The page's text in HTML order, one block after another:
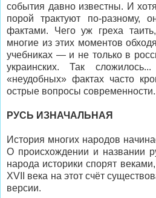
события давно известны. И
порой трактуют по-разному,
фактами. Чего уж греха
многие из этих моментов
учебниках — и не только в
украинских. Так
«неудобных» фактах часто
острые вопросы
РУСЬ ИЗНАЧАЛЬНАЯ
История многих народов
О происхождении и названии
народа историки спорят
XVII века на этот счёт
версии.